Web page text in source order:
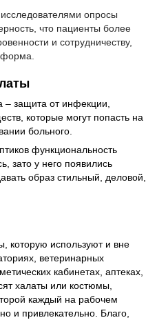
опросы
что пациенты более
и сотрудничеству,
форма.
защита от инфекции,
которые могут попасть на
больного.
функциональность
зато у него появились
образ стильный, деловой,
которую используют и вне
ветеринарных
кабинетах, аптеках,
халаты или костюмы,
каждый на рабочем
и привлекательно. Благо,